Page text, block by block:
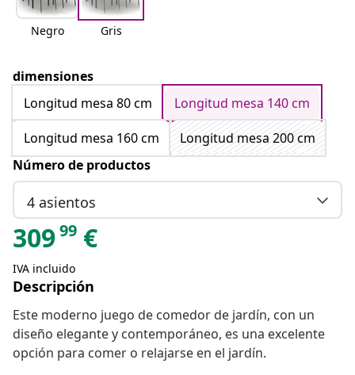
Negro Gris
dimensiones
Longitud mesa 80 cm
Longitud mesa 140 cm
Longitud mesa 160 cm
Longitud mesa 200 cm
Número de productos
4 asientos
30999 €
IVA incluido
Descripción
Este moderno juego de comedor de jardín, con un
diseño elegante y contemporáneo, es una excelente
opción para comer o relajarse en el jardín.